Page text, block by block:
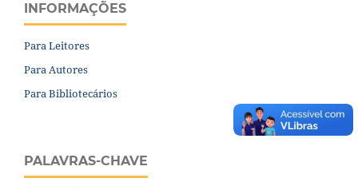
INFORMAÇÕES
Para Leitores
Para Autores
Para Bibliotecários
PALAVRAS-CHAVE